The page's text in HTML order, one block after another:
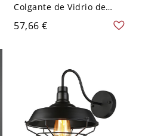
Colgante de Vidrio de
Campanilla Luz
Suspendida Industrial en
57,66 €